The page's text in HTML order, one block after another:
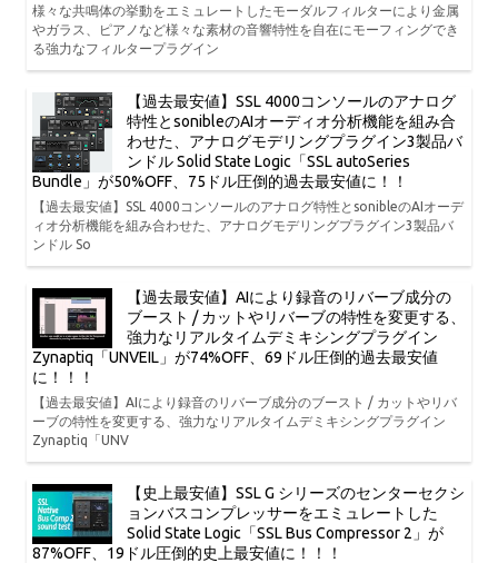
様々な共鳴体の挙動をエミュレートしたモーダルフィルターにより金属
やガラス、ピアノなど様々な素材の音響特性を自在にモーフィングでき
る強力なフィルタープラグイン
【過去最安値】SSL 4000コンソールのアナログ
特性とsonibleのAIオーディオ分析機能を組み合
わせた、アナログモデリングプラグイン3製品バ
ンドル Solid State Logic「SSL autoSeries
Bundle」が50%OFF、75ドル圧倒的過去最安値に！！
【過去最安値】SSL 4000コンソールのアナログ特性とsonibleのAIオーデ
ィオ分析機能を組み合わせた、アナログモデリングプラグイン3製品バ
ンドル So
【過去最安値】AIにより録音のリバーブ成分の
ブースト / カットやリバーブの特性を変更する、
強力なリアルタイムデミキシングプラグイン
Zynaptiq「UNVEIL」が74%OFF、69ドル圧倒的過去最安値
に！！！
【過去最安値】AIにより録音のリバーブ成分のブースト / カットやリバ
ーブの特性を変更する、強力なリアルタイムデミキシングプラグイン
Zynaptiq「UNV
【史上最安値】SSL G シリーズのセンターセクシ
ョンバスコンプレッサーをエミュレートした
Solid State Logic「SSL Bus Compressor 2」が
87%OFF、19ドル圧倒的史上最安値に！！！